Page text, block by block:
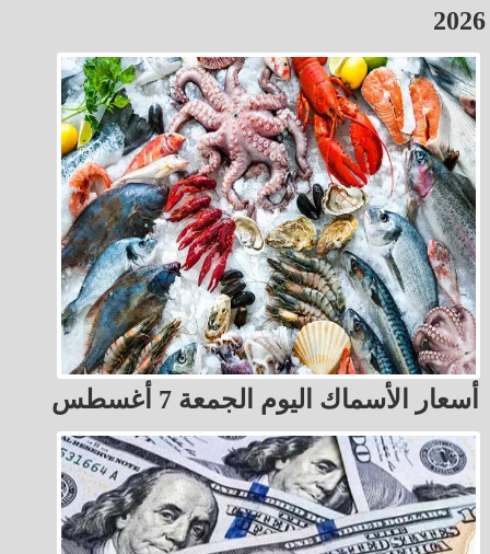
2026
أسعار الأسماك اليوم الجمعة 7 أغسطس